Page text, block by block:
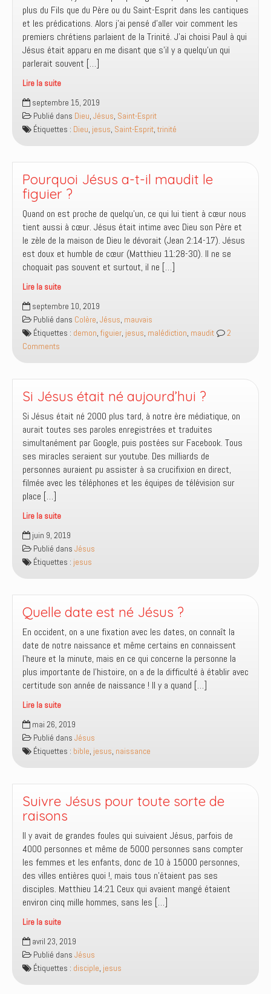
plus du Fils que du Père ou du Saint-Esprit dans les cantiques
et les prédications. Alors j’ai pensé d’aller voir comment les
premiers chrétiens parlaient de la Trinité. J’ai choisi Paul à qui
Jésus était apparu en me disant que s’il y a quelqu’un qui
parlerait souvent […]
Lire la suite
Père,
Fils
et
Saint-
leur
fréquence
mentionnée
septembre 15, 2019
Publié dans Dieu, Jésus, Saint-Esprit
Étiquettes : Dieu, jesus, Saint-Esprit, trinité
Pourquoi Jésus a-t-il maudit le
figuier ?
Quand on est proche de quelqu’un, ce qui lui tient à cœur nous
tient aussi à cœur. Jésus était intime avec Dieu son Père et
le zèle de la maison de Dieu le dévorait (Jean 2:14-17). Jésus
est doux et humble de cœur (Matthieu 11:28-30). Il ne se
choquait pas souvent et surtout, il ne […]
Lire la suite
Pourquoi
Jésus
a-
t-
il
le
figuier
septembre 10, 2019
Publié dans Colère, Jésus, mauvais
Étiquettes : demon, figuier, jesus, malédiction, maudit
2
Comments
Si Jésus était né aujourd’hui ?
Si Jésus était né 2000 plus tard, à notre ère médiatique, on
aurait toutes ses paroles enregistrées et traduites
simultanément par Google, puis postées sur Facebook. Tous
ses miracles seraient sur youtube. Des milliards de
personnes auraient pu assister à sa crucifixion en direct,
filmée avec les téléphones et les équipes de télévision sur
place […]
Lire la suite
Si
Jésus
était
né
?
juin 9, 2019
Publié dans Jésus
Étiquettes : jesus
Quelle date est né Jésus ?
En occident, on a une fixation avec les dates, on connaît la
date de notre naissance et même certains en connaissent
l’heure et la minute, mais en ce qui concerne la personne la
plus importante de l’histoire, on a de la difficulté à établir avec
certitude son année de naissance ! Il y a quand […]
Lire la suite
Quelle
date
est
né
?
mai 26, 2019
Publié dans Jésus
Étiquettes : bible, jesus, naissance
Suivre Jésus pour toute sorte de
raisons
Il y avait de grandes foules qui suivaient Jésus, parfois de
4000 personnes et même de 5000 personnes sans compter
les femmes et les enfants, donc de 10 à 15000 personnes,
des villes entières quoi !, mais tous n’étaient pas ses
disciples. Matthieu 14:21 ‭‭Ceux qui avaient mangé étaient
environ cinq mille hommes, sans les […]
Lire la suite
Suivre
Jésus
pour
toute
avril 23, 2019
Publié dans Jésus
Étiquettes : disciple, jesus